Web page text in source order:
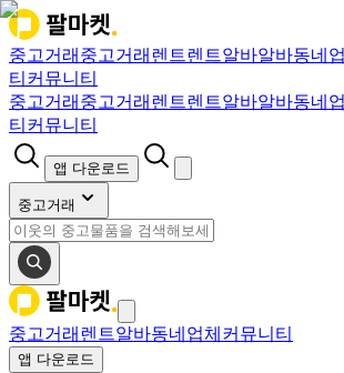
중고거래 중고거래 렌트렌트알바알바동네
티 커뮤니티
중고거래 중고거래 렌트렌트알바알바동네
티 커뮤니티
앱 다운로드
중고거래
중고거래 렌트알바동네업체 커뮤니티
앱 다운로드